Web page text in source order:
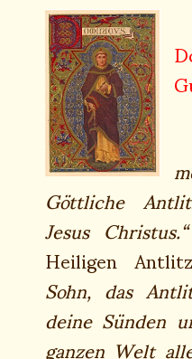
Göttliche
Jesus Christus.“
Heiligen
Sohn, das
deine Sünden